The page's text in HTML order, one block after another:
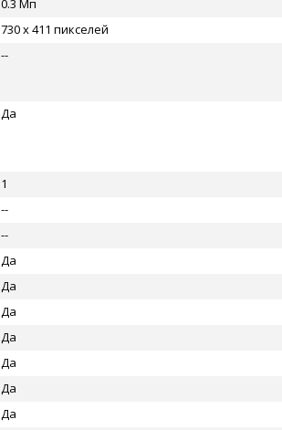
0.3 Мп
730 x 411 пикселей
--
Да
1
--
--
Да
Да
Да
Да
Да
Да
Да